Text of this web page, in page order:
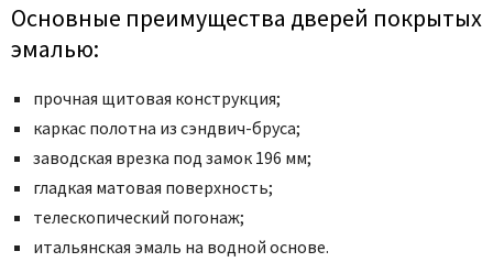
Основные преимущества дверей покрытых
эмалью:
прочная щитовая конструкция;
каркас полотна из сэндвич-бруса;
заводская врезка под замок 196 мм;
гладкая матовая поверхность;
телескопический погонаж;
итальянская эмаль на водной основе.